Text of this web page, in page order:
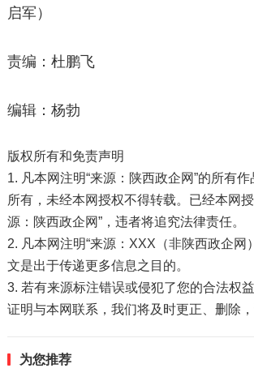
启军）
责编：杜鹏飞
编辑：杨勃
版权所有和免责声明
1. 凡本网注明“来源：陕西政企网”的所有
所有，未经本网授权不得转载。已经本网
源：陕西政企网”，违者将追究法律责任。
2. 凡本网注明“来源：XXX（非陕西政企网
文是出于传递更多信息之目的。
3. 若有来源标注错误或侵犯了您的合法权
证明与本网联系，我们将及时更正、删除，
为您推荐